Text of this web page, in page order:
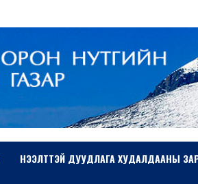
НЭЭЛТТЭЙ ДУУДЛАГА ХУДАЛДААНЫ